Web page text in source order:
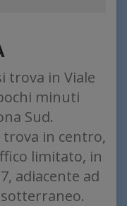
trova in Viale
minuti
Sud.
trova in centro,
limitato, in
adiacente ad